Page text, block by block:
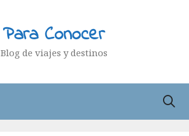
Para Conocer
Blog de viajes y destinos